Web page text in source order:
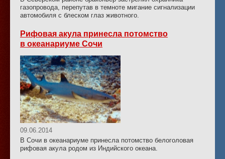
газопровода, перепутав в темноте мигание сигнализации
автомобиля с блеском глаз животного.
Рифовая акула принесла потомство
в океанариуме Сочи
09.06.2014
В Сочи в океанариуме принесла потомство белоголовая
рифовая акула родом из Индийского океана.